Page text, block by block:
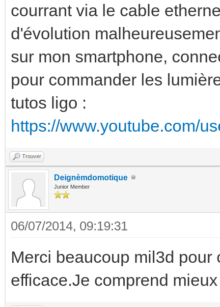
courrant via le cable
d'évolution
sur mon smartphone,
pour commander les
tutos ligo :
https://www.youtube.com/
Trouver
Deignèmdomotique
Junior Member
06/07/2014, 09:19:31
Merci beaucoup mil3d
efficace.Je comprend